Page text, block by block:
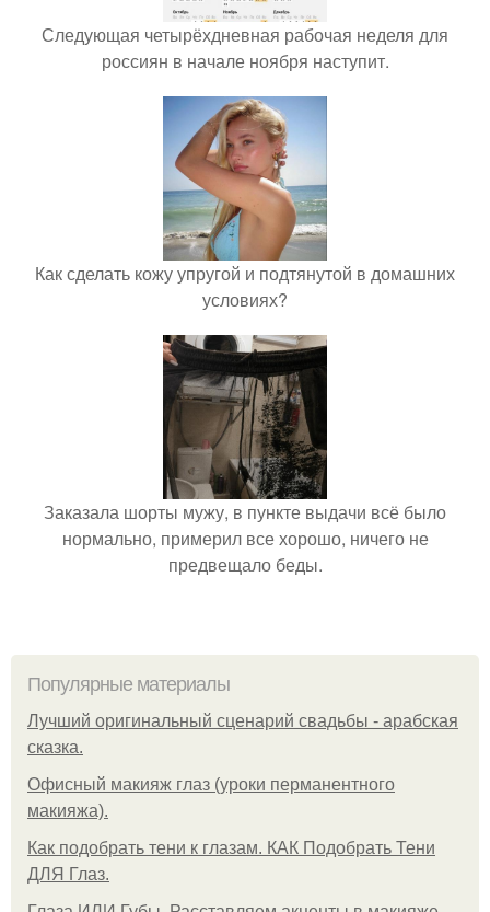
Следующая четырёхдневная рабочая неделя для
россиян в начале ноября наступит.
Как сделать кожу упругой и подтянутой в домашних
условиях?
Заказала шорты мужу, в пункте выдачи всё было
нормально, примерил все хорошо, ничего не
предвещало беды.
Популярные материалы
Лучший оригинальный сценарий свадьбы - арабская
сказка.
Офисный макияж глаз (уроки перманентного
макияжа).
Как подобрать тени к глазам. КАК Подобрать Тени
ДЛЯ Глаз.